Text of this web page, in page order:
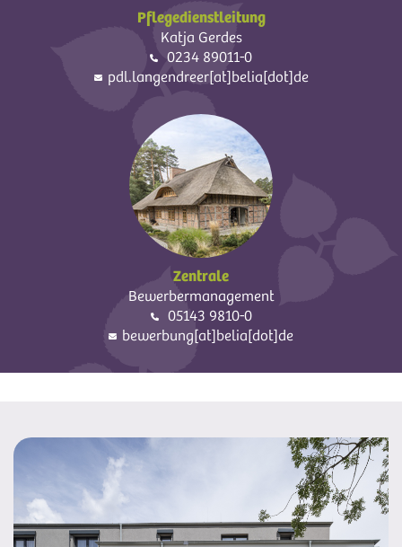
Pflegedienstleitung
Katja Gerdes
0234 89011-0
pdl.langendreer[at]belia[dot]de
Zentrale
Bewerbermanagement
05143 9810-0
bewerbung[at]belia[dot]de